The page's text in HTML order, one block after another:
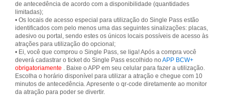
de antecedência de acordo com a disponibilidade (quantidades
limitadas);
• Os locais de acesso especial para utilização do Single Pass estão
identificados com pelo menos uma das seguintes sinalizações: placas,
adesivo ou portal, sendo estes os únicos locais possíveis de acesso às
atrações para utilização do opcional;
• Ei, você que comprou o Single Pass, se liga! Após a compra você
deverá cadastrar o ticket do Single Pass escolhido no APP BCW+
obrigatoriamente . Baixe o APP em seu celular para fazer a utilização.
Escolha o horário disponível para utilizar a atração e chegue com 10
minutos de antecedência. Apresente o qr-code diretamente ao monitor
da atração para poder se divertir.